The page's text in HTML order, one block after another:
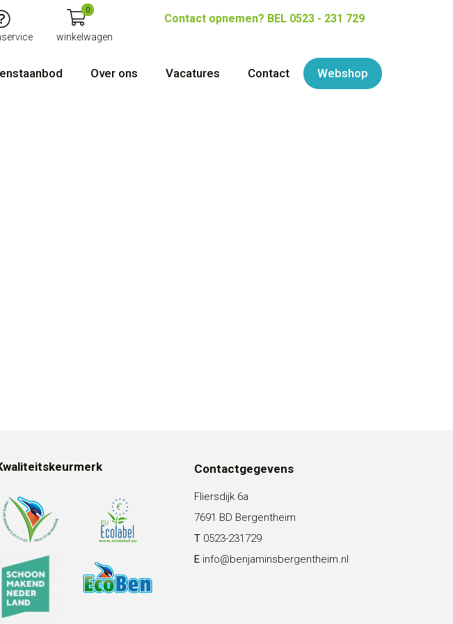
0
winkelwagen
Contact opnemen? BEL 0523 - 231 729
Over ons Vacatures Contact Webshop
Contactgegevens
Fliersdijk 6a
7691 BD Bergentheim
T 0523-231729
E info@benjaminsbergentheim.nl